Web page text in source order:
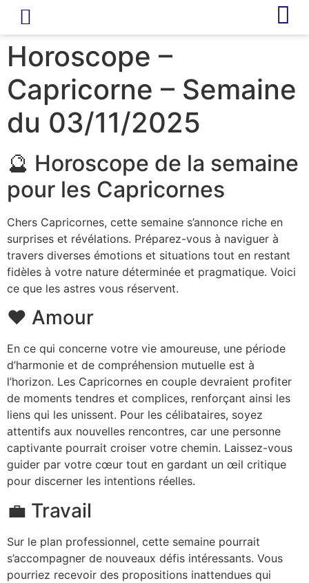
Horoscope –
Capricorne – Semaine
du 03/11/2025
🔮 Horoscope de la semaine
pour les Capricornes
Chers Capricornes, cette semaine s’annonce riche en
surprises et révélations. Préparez-vous à naviguer à
travers diverses émotions et situations tout en restant
fidèles à votre nature déterminée et pragmatique. Voici
ce que les astres vous réservent.
❤️ Amour
En ce qui concerne votre vie amoureuse, une période
d’harmonie et de compréhension mutuelle est à
l’horizon. Les Capricornes en couple devraient profiter
de moments tendres et complices, renforçant ainsi les
liens qui les unissent. Pour les célibataires, soyez
attentifs aux nouvelles rencontres, car une personne
captivante pourrait croiser votre chemin. Laissez-vous
guider par votre cœur tout en gardant un œil critique
pour discerner les intentions réelles.
💼 Travail
Sur le plan professionnel, cette semaine pourrait
s’accompagner de nouveaux défis intéressants. Vous
pourriez recevoir des propositions inattendues qui